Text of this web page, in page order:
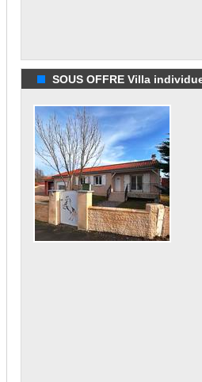
SOUS OFFRE Villa